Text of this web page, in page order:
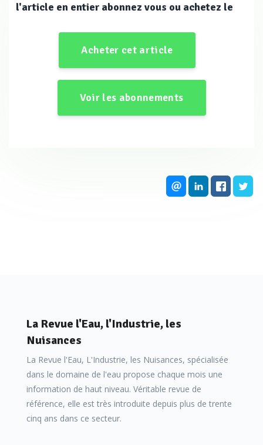
systèmes de transfert d’eau primitifs ont été identifiées
comme illustré ci-contre. Ces ancêtres de la ventouse,
appelés autrement « vanne à air » (dénomination
conservée chez nos cousins du
encore mal connu et dont l’image, il faut bien l’avouer, est
peu reluisante. Sa simplicité a trop longtemps été
surestimée et, de fait, beaucoup d’erreurs de
dimensionnement et de positionnement ont été
base comprises, les ventouses restent aisément
l'article en entier abonnez vous ou achetez le
Acheter cet article
Voir les abonnements
La Revue l'Eau, l'Industrie, les
Nuisances
La Revue l'Eau, L'Industrie, les Nuisances, spécialisée
dans le domaine de l'eau propose chaque mois une
information de haut niveau. Véritable revue de
référence, elle est très introduite depuis plus de trente
cinq ans dans ce secteur.